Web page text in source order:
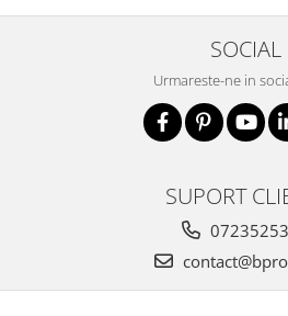
SOCIAL
Urmareste-ne in
SUPORT